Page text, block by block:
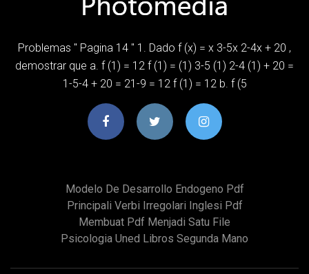
Problemas " Pagina 14 " 1. Dado f (x) = x 3-5x 2-4x + 20 ,
demostrar que a. f (1) = 12 f (1) = (1) 3-5 (1) 2-4 (1) + 20 =
1-5-4 + 20 = 21-9 = 12 f (1) = 12 b. f (5
Modelo De Desarrollo Endogeno Pdf
Principali Verbi Irregolari Inglesi Pdf
Membuat Pdf Menjadi Satu File
Psicologia Uned Libros Segunda Mano